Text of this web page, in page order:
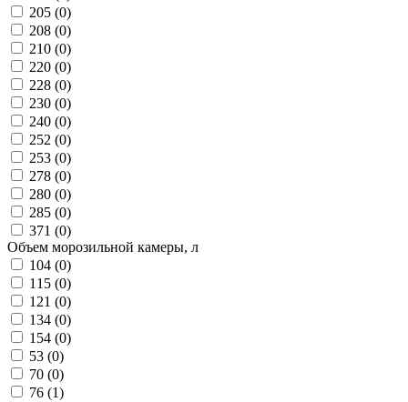
205 (0)
208 (0)
210 (0)
220 (0)
228 (0)
230 (0)
240 (0)
252 (0)
253 (0)
278 (0)
280 (0)
285 (0)
371 (0)
Объем морозильной камеры, л
104 (0)
115 (0)
121 (0)
134 (0)
154 (0)
53 (0)
70 (0)
76 (1)